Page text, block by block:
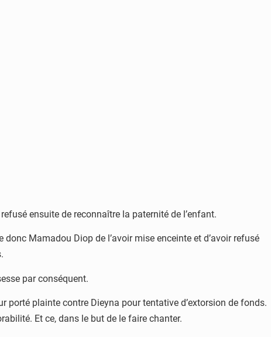
ensuite de reconnaître la paternité de l’enfant.
donc Mamadou Diop de l’avoir mise enceinte et d’avoir refusé
par conséquent.
porté plainte contre Dieyna pour tentative d’extorsion de fonds.
Et ce, dans le but de le faire chanter.